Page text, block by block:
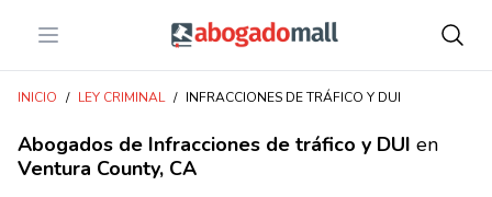
Open menu Abogadomall
INICIO / LEY CRIMINAL / INFRACCIONES DE TRÁFICO Y DUI
Abogados de Infracciones de tráfico y DUI en
Ventura County, CA